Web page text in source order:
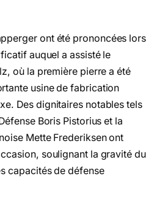
ont été prononcées lors
auquel a assisté le
où la première pierre a été
usine de fabrication
Des dignitaires notables tels
Boris Pistorius et la
Mette Frederiksen ont
soulignant la gravité du
capacités de défense